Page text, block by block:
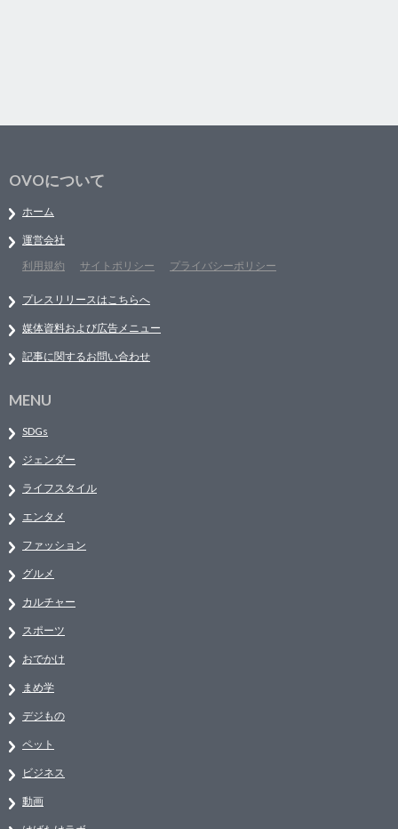
OVOについて
ホーム
運営会社
利用規約
サイトポリシー プライバシーポリシー
プレスリリースはこちらへ
媒体資料および広告メニュー
記事に関するお問い合わせ
MENU
SDGs
ジェンダー
ライフスタイル
エンタメ
ファッション
グルメ
カルチャー
スポーツ
おでかけ
まめ学
デジもの
ペット
ビジネス
動画